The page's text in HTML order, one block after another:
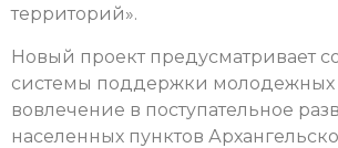
территорий».
Новый проект предусматривает
системы поддержки молодежных
вовлечение в поступательное
населенных пунктов